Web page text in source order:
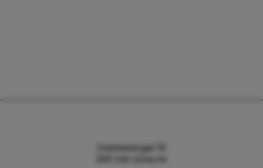
Daalsesingel 51
3511 SW Utrecht